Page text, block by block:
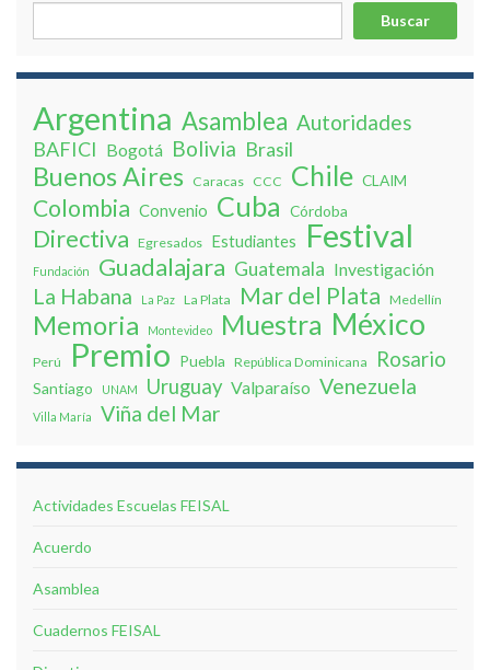
Buscar
Argentina Asamblea Autoridades
BAFICI Bogotá Bolivia Brasil
Buenos Aires Caracas CCC Chile CLAIM
Colombia Convenio Cuba Córdoba
Directiva Egresados Estudiantes Festival
Fundación Guadalajara Guatemala Investigación
La Habana La Paz La Plata Mar del Plata Medellín
Memoria Montevideo Muestra México
Perú Premio Puebla República Dominicana Rosario
Santiago UNAM Uruguay Valparaíso Venezuela
Villa Marí­a Viña del Mar
Actividades Escuelas FEISAL
Acuerdo
Asamblea
Cuadernos FEISAL